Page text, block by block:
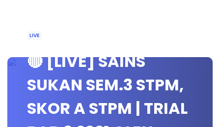
LIVE
🔴 [LIVE] SAINS
SUKAN SEM.3 STPM,
SKOR A STPM | TRIAL